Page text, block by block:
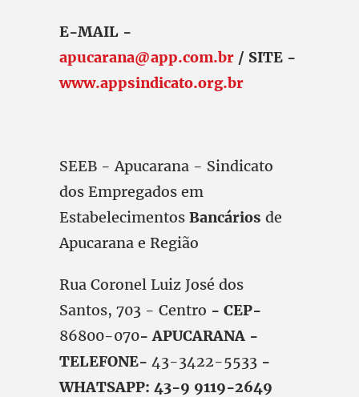
E-MAIL -
apucarana@app.com.br / SITE -
www.appsindicato.org.br
SEEB - Apucarana - Sindicato
dos Empregados em
Estabelecimentos Bancários de
Apucarana e Região
Rua Coronel Luiz José dos
Santos, 703 - Centro - CEP-
86800-070- APUCARANA -
TELEFONE- 43-3422-5533 -
WHATSAPP: 43-9 9119-2649